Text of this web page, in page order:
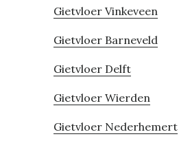
Gietvloer Vinkeveen
Gietvloer Barneveld
Gietvloer Delft
Gietvloer Wierden
Gietvloer Nederhemert